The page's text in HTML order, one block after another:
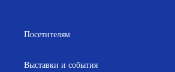
Посетителям
Выставки и события